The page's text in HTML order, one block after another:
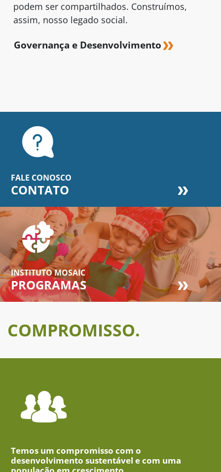
podem ser compartilhados. Construímos,
assim, nosso legado social.
Governança e Desenvolvimento
FALE CONOSCO
CONTATO
INSTITUTO MOSAIC
PROGRAMAS
COMPROMISSO.
Temos um compromisso com o
desenvolvimento sustentável e com uma